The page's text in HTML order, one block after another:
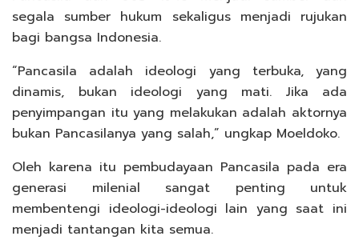
segala sumber hukum sekaligus menjadi rujukan
bagi bangsa Indonesia.
“Pancasila adalah ideologi yang terbuka, yang
dinamis, bukan ideologi yang mati. Jika ada
penyimpangan itu yang melakukan adalah aktornya
bukan Pancasilanya yang salah,” ungkap Moeldoko.
Oleh karena itu pembudayaan Pancasila pada era
generasi milenial sangat penting untuk
membentengi ideologi-ideologi lain yang saat ini
menjadi tantangan kita semua.